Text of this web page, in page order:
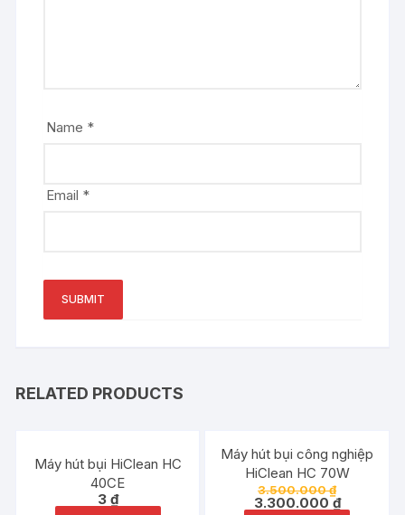
Name *
Email *
RELATED PRODUCTS
Máy hút bụi HiClean HC
40CE
3 ₫
Đang ưu đãi!
Máy hút bụi công nghiệp
HiClean HC 70W
3.500.000₫
3.300.000₫